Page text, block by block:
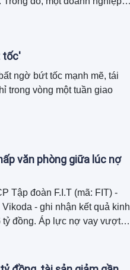
thể.
tốc'
ngờ bứt tốc mạnh mẽ, tái
trong vòng một tuần giao
văn phòng giữa lúc nợ
Tập đoàn F.I.T (mã: FIT) -
- ghi nhận kết quả kinh
tỷ đồng. Áp lực nợ vay vượt
nặng buộc doanh nghiệp